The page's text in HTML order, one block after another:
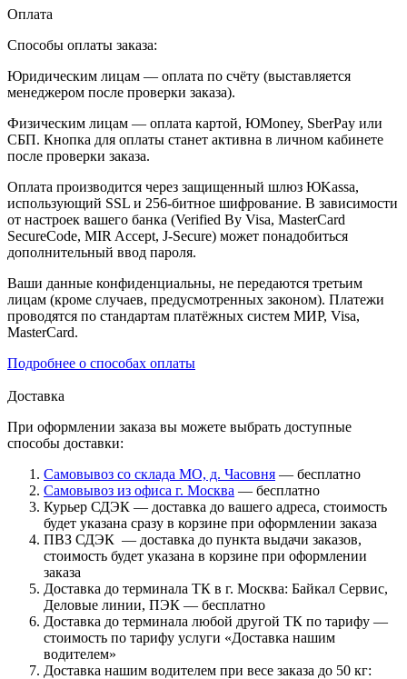
Оплата
Способы оплаты заказа:
Юридическим лицам — оплата по счёту (выставляется
менеджером после проверки заказа).
Физическим лицам — оплата картой, ЮMoney, SberPay или
СБП. Кнопка для оплаты станет активна в личном кабинете
после проверки заказа.
Оплата производится через защищенный шлюз ЮKassa,
использующий SSL и 256-битное шифрование. В зависимости
от настроек вашего банка (Verified By Visa, MasterCard
SecureCode, MIR Accept, J-Secure) может понадобиться
дополнительный ввод пароля.
Ваши данные конфиденциальны, не передаются третьим
лицам (кроме случаев, предусмотренных законом). Платежи
проводятся по стандартам платёжных систем МИР, Visa,
MasterCard.
Подробнее о способах оплаты
Доставка
При оформлении заказа вы можете выбрать доступные
способы доставки:
Самовывоз со склада МО, д. Часовня — бесплатно
Самовывоз из офиса г. Москва — бесплатно
Курьер СДЭК — доставка до вашего адреса, стоимость
будет указана сразу в корзине при оформлении заказа
ПВЗ СДЭК — доставка до пункта выдачи заказов,
стоимость будет указана в корзине при оформлении
заказа
Доставка до терминала ТК в г. Москва: Байкал Сервис,
Деловые линии, ПЭК — бесплатно
Доставка до терминала любой другой ТК по тарифу —
стоимость по тарифу услуги «Доставка нашим
водителем»
Доставка нашим водителем при весе заказа до 50 кг: